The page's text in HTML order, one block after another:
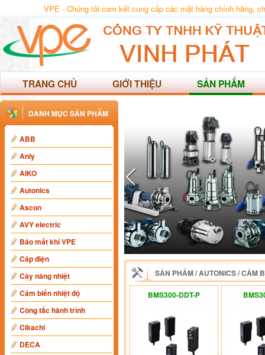
VPE - Chúng tôi cam kết cung cấp các mặt hàng chính hãng,
TRANG CHỦ GIỚI THIỆU SẢN PHẨM
DANH MỤC SẢN PHẨM
ABB
Anly
AIKO
Autonics
Ascon
AVY electric
Báo mất khí VPE
Cáp điện
Cây nâng nhiệt
Cảm biến nhiệt độ
Công tắc hành trình
Cikachi
DECA
SẢN PHẨM/AUTONICS/CẢM
BMS300-DDT-P